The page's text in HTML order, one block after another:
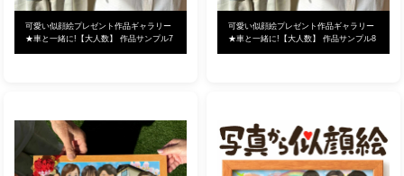
可愛い似顔絵プレゼント作品ギャラリー
★車と一緒に!【大人数】 作品サンプル7
可愛い似顔絵プレゼント作品ギャラリー
★車と一緒に!【大人数】 作品サンプル8